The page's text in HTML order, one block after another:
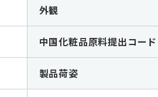
外観
中国化粧品原料提出コード
製品荷姿